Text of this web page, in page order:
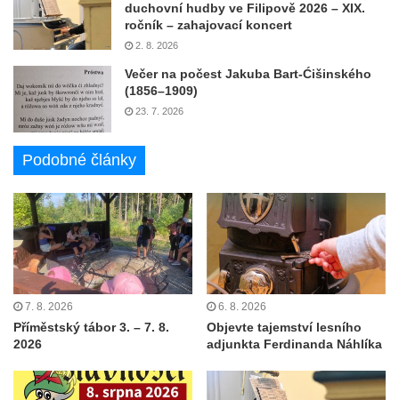
duchovní hudby ve Filipově 2026 – XIX.
ročník – zahajovací koncert
2. 8. 2026
Večer na počest Jakuba Bart-Ćišinského
(1856–1909)
23. 7. 2026
Podobné články
7. 8. 2026
Příměstský tábor 3. – 7. 8.
2026
6. 8. 2026
Objevte tajemství lesního
adjunkta Ferdinanda Náhlíka